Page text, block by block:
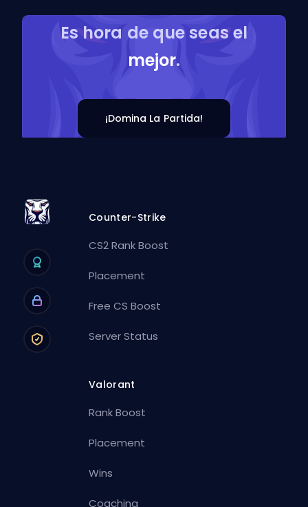
Es hora de que seas el
mejor.
¡Domina La Partida!
Counter-Strike
CS2 Rank Boost
Placement
Free CS Boost
Server Status
Valorant
Rank Boost
Placement
Wins
Coaching